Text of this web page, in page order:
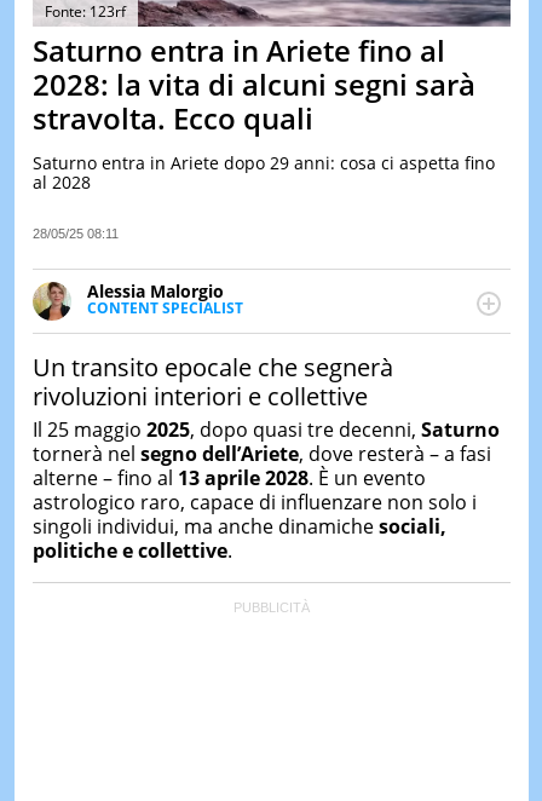
&
TEST
LE
DI
IERI
Fonte: 123rf
Saturno entra in Ariete fino al
2028: la vita di alcuni segni sarà
stravolta. Ecco quali
Saturno entra in Ariete dopo 29 anni: cosa ci aspetta fino
al 2028
28/05/25 08:11
Alessia Malorgio
CONTENT SPECIALIST
Ha conseguito un Master in Marketing Management
occupa della creazione di contenuti in ottica SEO e
dello sviluppo di strategie marketing attraverso
canali digitali.
Un transito epocale che segnerà
rivoluzioni interiori e collettive
Il 25 maggio 2025, dopo quasi tre decenni, Saturno
tornerà nel segno dell’Ariete, dove resterà – a fasi
alterne – fino al 13 aprile 2028. È un evento
astrologico raro, capace di influenzare non solo i
singoli individui, ma anche dinamichesociali,
politiche e collettive.